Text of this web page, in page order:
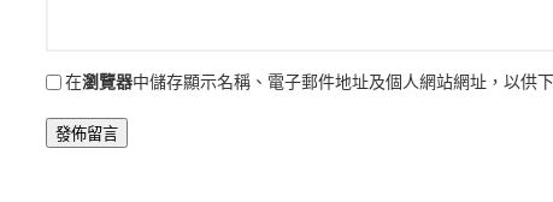
在瀏覽器中儲存顯示名稱、電子郵件地址及個人網站網址，以供